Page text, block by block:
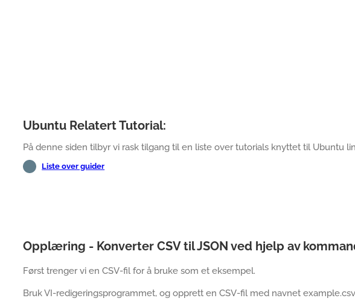
Ubuntu Relatert Tutorial:
På denne siden tilbyr vi rask tilgang til en liste over tutorials knyttet til Ubuntu
Liste over guider
Opplæring - Konverter CSV til JSON ved hjelp av
Først trenger vi en CSV-fil for å bruke som et eksempel.
Bruk VI-redigeringsprogrammet, og opprett en CSV-fil med navnet